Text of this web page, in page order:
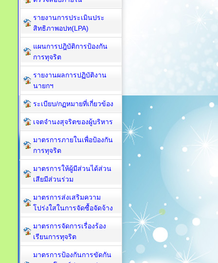
รายงานการประเมินประ
สิทธิภาพอปท(LPA)
แผนการปฎิบัติการป้องกัน
การทุจริต
รายงานผลการปฏิบัติงาน
นายกฯ
ระเบียบ/กฏหมายที่เกี่ยวข้อง
เจตจำนงสุจริตของผู้บริหาร
มาตรการภายในเพื่อป้องกัน
การทุจริต​
มาตรการให้ผู้มีส่วนได้ส่วน
เสียมีส่วนร่วม
มาตรการส่งเสริมความ
โปร่งใสในการจัดซื้อจัดจ้าง
มาตรการจัดการเรื่องร้อง
เรียนการทุจริต
มาตรการป้องกันการขัดกัน